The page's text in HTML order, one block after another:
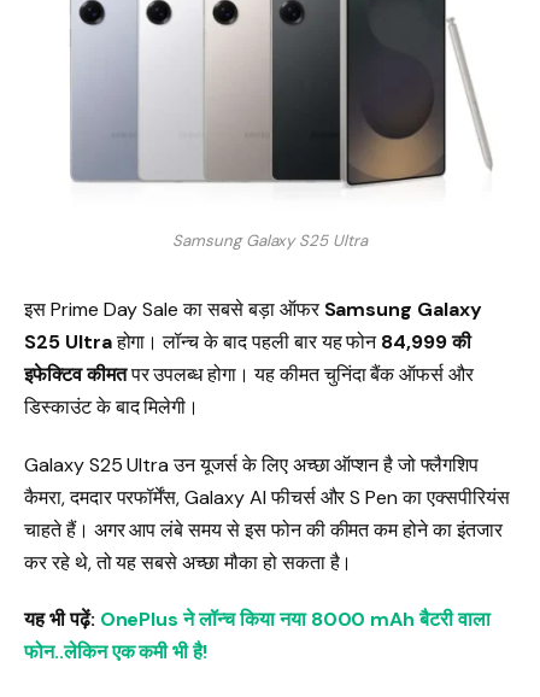
Samsung Galaxy S25 Ultra
इस Prime Day Sale का सबसे बड़ा ऑफरSamsung Galaxy
S25 Ultraहोगा। लॉन्च के बाद पहली बार यह फोन₹84,999 की
इफेक्टिव कीमतपर उपलब्ध होगा। यह कीमत चुनिंदा बैंक ऑफर्स और
डिस्काउंट के बाद मिलेगी।
Galaxy S25 Ultra उन यूजर्स के लिए अच्छा ऑप्शन है जो फ्लैगशिप
कैमरा, दमदार परफॉर्मेंस, Galaxy AI फीचर्स और S Pen का एक्सपीरियंस
चाहते हैं। अगर आप लंबे समय से इस फोन की कीमत कम होने का इंतजार
कर रहे थे, तो यह सबसे अच्छा मौका हो सकता है।
यह भी पढ़ें: OnePlus ने लॉन्च किया नया 8000 mAh बैटरी वाला
फोन..लेकिन एक कमी भी है!